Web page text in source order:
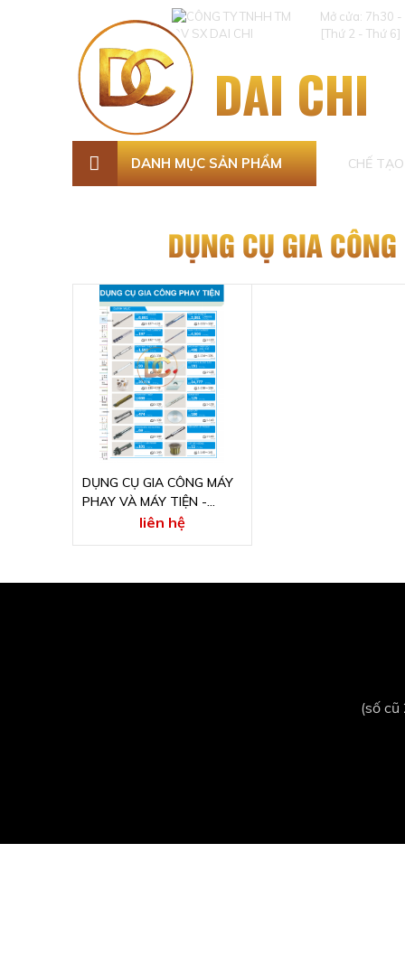
Mở cửa: 7h30
[Thứ 2 - Thứ 6]
DAI CHI
DANH MỤC SẢN PHẨM CHẾ
DỤNG CỤ GIA
DỤNG CỤ GIA CÔNG MÁY
PHAY VÀ MÁY TIỆN -
CATALOG TIẾNG NHẬT
liên hệ
(số cũ